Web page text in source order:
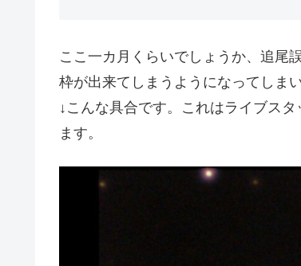
ここ一カ月くらいでしょうか、追尾
枠が出来てしまうようになってしまい
↓こんな具合です。これはライブス
ます。